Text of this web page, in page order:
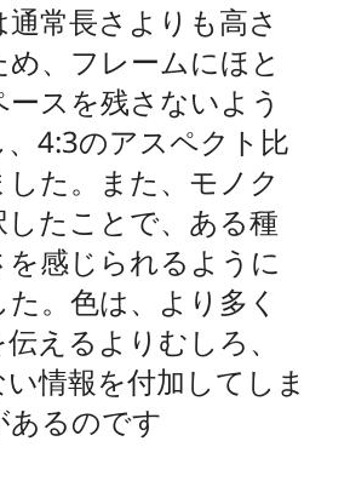
通常長さよりも高さ
、フレームにほと
スを残さないよう
、4:3のアスペクト比
た。また、モノク
したことで、ある種
を感じられるように
。色は、より多く
えるよりむしろ、
情報を付加してしま
あるのです